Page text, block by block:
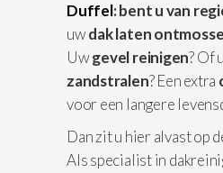
Duffel: bent u van
uwdak laten
Uwgevel reinigen? Of
zandstralen? Een extra
voor een langere
Dan zit u hier alvast op
Als specialist in